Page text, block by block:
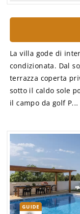
La villa gode di
condizionata. Dal
terrazza coperta
sotto il caldo sole
il campo da golf P...
GUIDE